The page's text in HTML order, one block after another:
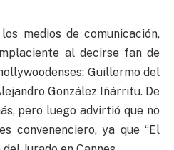
medios de comunicación,
al decirse fan de
Guillermo del
González Iñárritu. De
pero luego advirtió que no
convenenciero, ya que “El